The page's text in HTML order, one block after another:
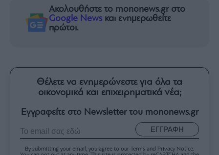
Ακολουθήστε το mononews.gr στο
Google News και ενημερωθείτε
πρώτοι.
Θέλετε να ενημερώνεστε για όλα τα
οικονομικά και επιχειρηματικά νέα;
Εγγραφείτε στο Newsletter του mononews.gr
ΕΓΓΡΑΦΗ
By submitting your email, you agree to our Terms and Privacy Notice.